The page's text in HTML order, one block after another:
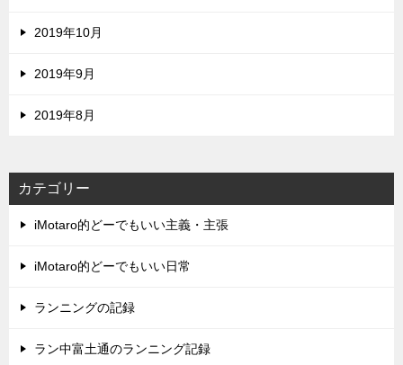
2019年10月
2019年9月
2019年8月
カテゴリー
iMotaro的どーでもいい主義・主張
iMotaro的どーでもいい日常
ランニングの記録
ラン中富土通のランニング記録